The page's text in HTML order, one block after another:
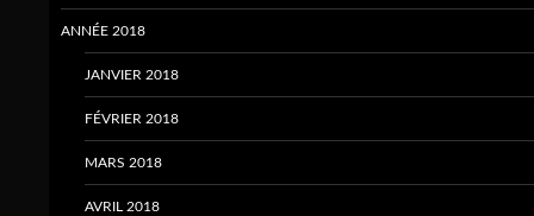
ANNÉE 2018
JANVIER 2018
FÉVRIER 2018
MARS 2018
AVRIL 2018